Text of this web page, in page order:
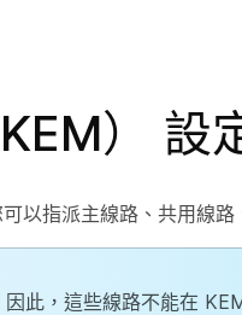
） 設
以指派主線路、共用線路
此，這些線路不能在